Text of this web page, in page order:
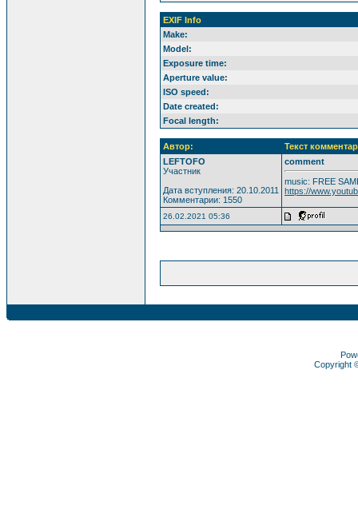
EXIF Info
Make:
Model:
Exposure time:
Aperture value:
ISO speed:
Date created:
Focal length:
Автор:
Текст
LEFTOFO
Участник
Дата вступления: 20.10.2011
Комментарии: 1550
comment
music: FREE
https://
26.02.2021 05:36
Copyright